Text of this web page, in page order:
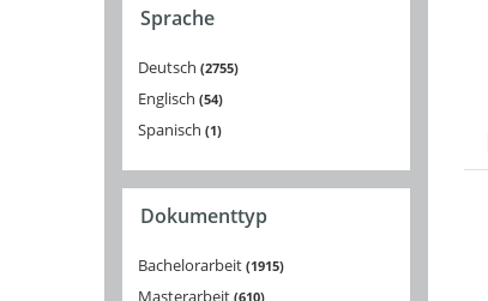
Sprache
Deutsch 2755
Englisch 54
Spanisch 1
Dokumenttyp
Bachelorarbeit 1915
Masterarbeit 610